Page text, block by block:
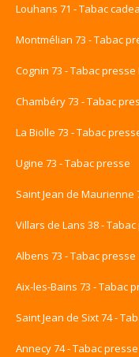
Louhans 71 - Tabac
Montmélian 73 - Tabac
Cognin 73 - Tabac presse
Chambéry 73 - Tabac
La Biolle 73 - Tabac
Ugine 73 - Tabac presse
Saint Jean de Maurienne
Villars de Lans 38 -
Albens 73 - Tabac presse
Aix-les-Bains 73 - Tabac
Saint Jean de Sixt 74 -
Annecy 74 - Tabac